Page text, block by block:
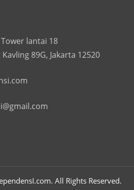
lantai 18
89G, Jakarta 12520
All Rights Reserved.